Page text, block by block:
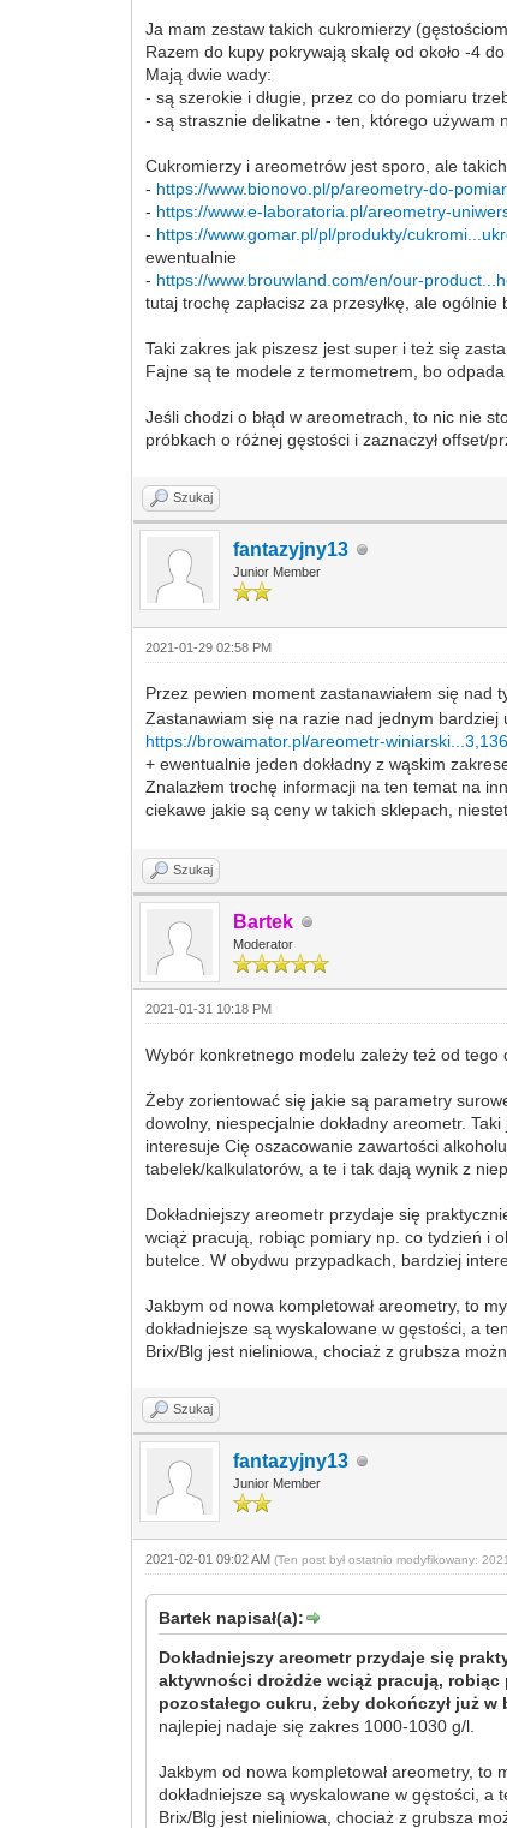
Ja mam zestaw takich cukromierzy
Razem do kupy pokrywają skalę od około -4
Mają dwie wady:
- są szerokie i długie, przez co do pomiaru
- są strasznie delikatne - ten, którego używam
Cukromierzy i areometrów jest sporo, ale
- https://www.bionovo.pl/p/areometry-do-
- https://www.e-laboratoria.pl/areometry-
- https://www.gomar.pl/pl/produkty/
ewentualnie
- https://www.brouwland.com/en/our-
tutaj trochę zapłacisz za przesyłkę, ale
Taki zakres jak piszesz jest super i też się
Fajne są te modele z termometrem, bo
Jeśli chodzi o błąd w areometrach, to nic nie
próbkach o różnej gęstości i zaznaczył offset/
Szukaj
fantazyjny13
Junior Member
2021-01-29 02:58 PM
Przez pewien moment zastanawiałem się
Zastanawiam się na razie nad jednym bardziej
https://browamator.pl/areometr-
+ ewentualnie jeden dokładny z wąskim
Znalazłem trochę informacji na ten temat na
ciekawe jakie są ceny w takich sklepach,
Szukaj
Bartek
Moderator
2021-01-31 10:18 PM
Wybór konkretnego modelu zależy też od
Żeby zorientować się jakie są parametry
dowolny, niespecjalnie dokładny areometr.
interesuje Cię oszacowanie zawartości
tabelek/kalkulatorów, a te i tak dają wynik z
Dokładniejszy areometr przydaje się
wciąż pracują, robiąc pomiary np. co tydzień i
butelce. W obydwu przypadkach, bardziej
Jakbym od nowa kompletował areometry, to
dokładniejsze są wyskalowane w gęstości, a
Brix/Blg jest nieliniowa, chociaż z grubsza
Szukaj
fantazyjny13
Junior Member
2021-02-01 09:02 AM(Ten post był ostatnio modyfikowany:
Bartek napisał(a):
Dokładniejszy areometr przydaje się
aktywności drożdże wciąż pracują,
pozostałego cukru, żeby dokończył już w
najlepiej nadaje się zakres 1000-1030 g/l.
Jakbym od nowa kompletował areometry,
dokładniejsze są wyskalowane w gęstości,
Brix/Blg jest nieliniowa, chociaż z grubsza